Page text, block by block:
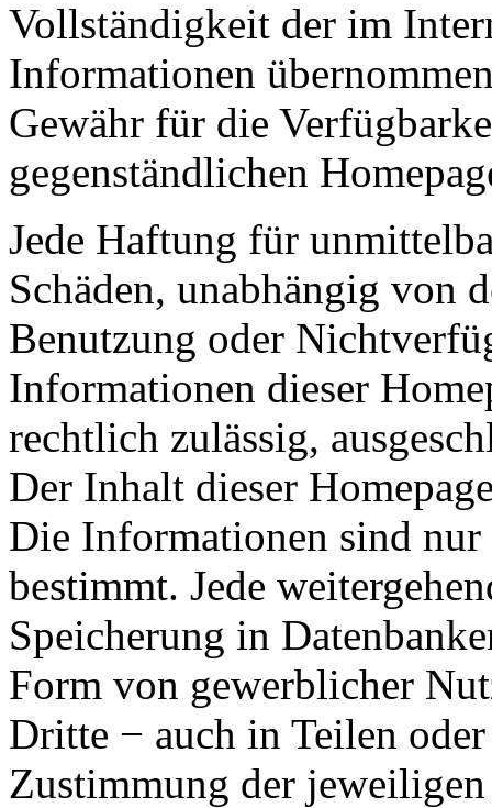
Vollständigkeit der im
Informationen
Gewähr für die
gegenständlichen
Jede Haftung für
Schäden, unabhängig von
Benutzung oder
Informationen dieser
rechtlich zulässig,
Der Inhalt dieser
Die Informationen sind
bestimmt. Jede
Speicherung in
Form von gewerblicher
Dritte − auch in Teilen
Zustimmung der